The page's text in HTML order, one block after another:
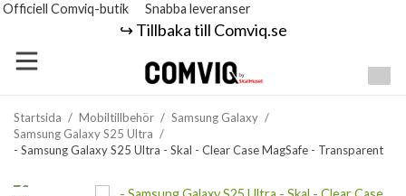
Officiell Comviq-butik Snabba leveranser
↪️ Tillbaka till Comviq.se
Startsida / Mobiltillbehör / Samsung Galaxy /
Samsung Galaxy S25 Ultra /
- Samsung Galaxy S25 Ultra - Skal - Clear Case MagSafe - Transparent